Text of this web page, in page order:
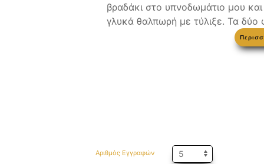
βραδάκι στο υπνοδωμάτιο μου
γλυκά θαλπωρή με τύλιξε. Τα δύο
Αριθμός Εγγραφών